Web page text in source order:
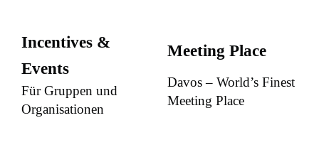
Incentives &
Events
Für Gruppen und
Organisationen
Meeting Place
Davos – World’s Finest
Meeting Place